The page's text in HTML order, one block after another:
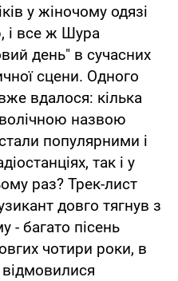
у жіночому одязі
і все ж Шура
день" в сучасних
сцени. Одного
вдалося: кілька
назвою
популярними і
так і у
раз? Трек-лист
довго тягнув з
- багато пісень
чотири роки, в
відмовилися